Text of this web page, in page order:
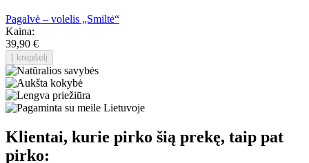
Pagalvė – volelis „Smiltė“
Kaina:
39,90 €
Į krepšelį
Klientai, kurie pirko šią prekę, taip pat
pirko: